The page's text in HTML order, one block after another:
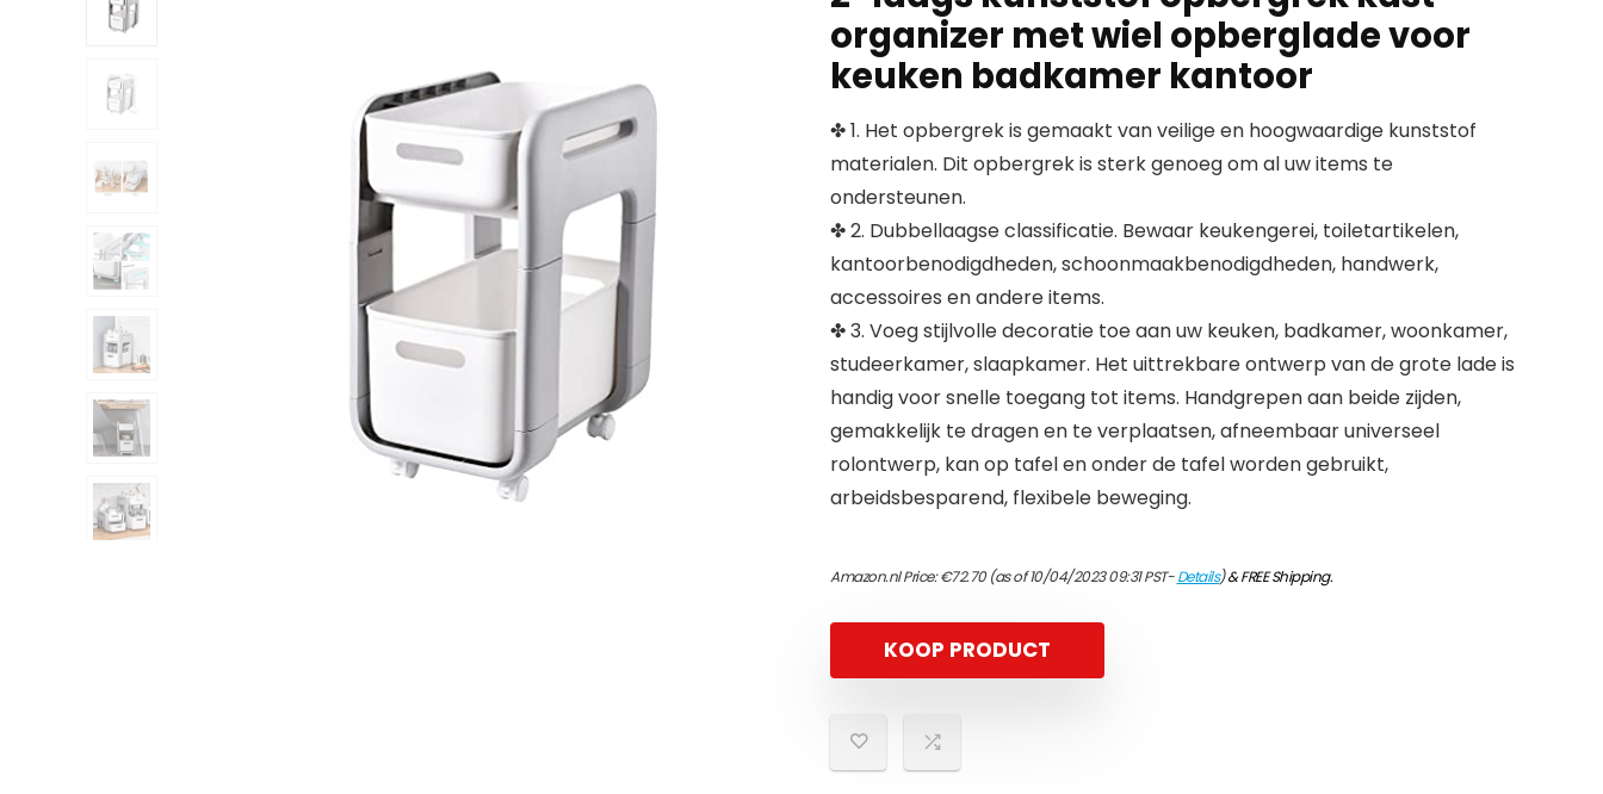
organizer met wiel opberglade voor
keuken badkamer kantoor
✤ 1. Het opbergrek is gemaakt van veilige en hoogwaardige kunststof
materialen. Dit opbergrek is sterk genoeg om al uw items te
ondersteunen.
✤ 2. Dubbellaagse classificatie. Bewaar keukengerei, toiletartikelen,
kantoorbenodigdheden, schoonmaakbenodigdheden, handwerk,
accessoires en andere items.
✤ 3. Voeg stijlvolle decoratie toe aan uw keuken, badkamer, woonkamer,
studeerkamer, slaapkamer. Het uittrekbare ontwerp van de grote lade is
handig voor snelle toegang tot items. Handgrepen aan beide zijden,
gemakkelijk te dragen en te verplaatsen, afneembaar universeel
rolontwerp, kan op tafel en onder de tafel worden gebruikt,
arbeidsbesparend, flexibele beweging.
Amazon.nl Price:€72.70(as of 10/04/2023 09:31 PST-Details)&FREE Shipping.
KOOP PRODUCT